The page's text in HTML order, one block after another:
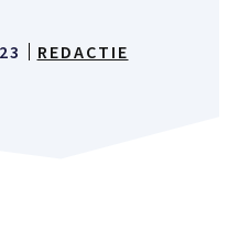
REDACTIE